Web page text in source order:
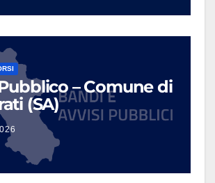
– Comune di
(SA)